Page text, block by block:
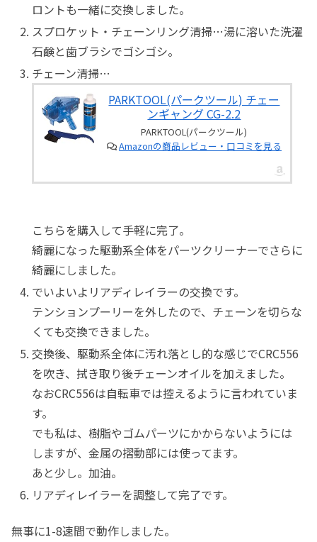
ロントも一緒に交換しました。
スプロケット・チェーンリング清掃…湯に溶いた洗濯
石鹸と歯ブラシでゴシゴシ。
チェーン清掃…
PARKTOOL(パークツール) チェー
ンギャング CG-2.2
PARKTOOL(パークツール)
Amazonの商品レビュー・口コミを見る
こちらを購入して手軽に完了。
綺麗になった駆動系全体をパーツクリーナーでさらに
綺麗にしました。
でいよいよリアディレイラーの交換です。
テンションプーリーを外したので、チェーンを切らな
くても交換できました。
交換後、駆動系全体に汚れ落とし的な感じでCRC556
を吹き、拭き取り後チェーンオイルを加えました。
なおCRC556は自転車では控えるように言われていま
す。
でも私は、樹脂やゴムパーツにかからないようには
しますが、金属の摺動部には使ってます。
あと少し。加油。
リアディレイラーを調整して完了です。
無事に1-8速間で動作しました。